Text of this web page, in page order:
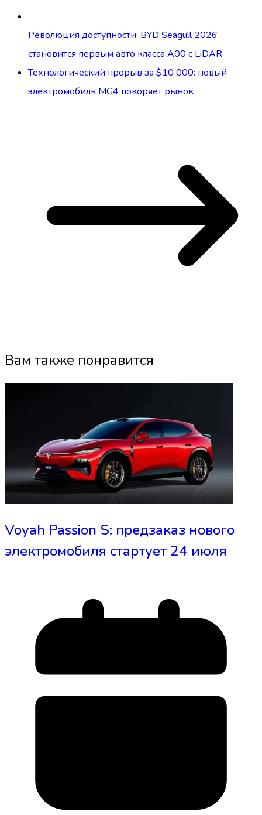
Революция доступности: BYD Seagull 2026
становится первым авто класса А00 с LiDAR
Технологический прорыв за $10 000: новый
электромобиль MG4 покоряет рынок
Вам также понравится
Voyah Passion S: предзаказ нового
электромобиля стартует 24 июля